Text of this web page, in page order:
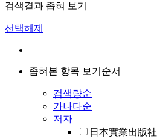
검색결과 좁혀 보기
선택해제
좁혀본 항목 보기순서
검색량순
가나다순
저자
日本實業出版社